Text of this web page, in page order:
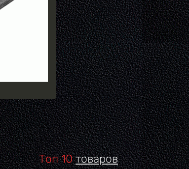
Топ 10товаров